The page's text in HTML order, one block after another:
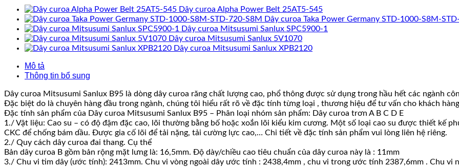
Dây curoa Alpha Power Belt 25AT5-545
Dây curoa Taka Power Germany STD-1000-S8M-
Dây curoa Mitsusumi Sanlux SPC5900-1
Dây curoa Mitsusumi Sanlux 5V1070
Dây curoa Mitsusumi Sanlux XPB2120
Mô tả
Thông tin bổ sung
Dây curoa Mitsusumi Sanlux B95 là dòng dây curoa răng chất lượng cao, phổ thông được sử dụng trong hầu hết các ngành
Đặc biệt do là chuyên hàng đầu trong ngành, chúng tôi hiểu rất rõ về đặc tính từng loại , thương hiệu để tư vấn cho khách
Đặc tính sản phẩm của Dây curoa Mitsusumi Sanlux B95 – Phân loại nhóm sản phẩm: Dây curoa trơn A B C D E
1./ Vật liệu: Cao su – có độ đậm đặc cao, lõi thường bằng bố hoặc xoắn lõi kiểu kim cương. Một số loại cao su được thiết kế
CKC để chống bám dầu. Được gia cố lõi để tải nặng, tải cường lực cao,… Chi tiết về đặc tính sản phẩm vui lòng liên hệ riêng.
2./ Quy cách dây curoa đai thang. Cụ thể
Bản dây curoa B gồm bản rộng mặt lưng là: 16,5mm. Độ dày/chiều cao tiêu chuẩn của dây curoa này là : 11mm
3./ Chu vi tim dây (ước tính): 2413mm. Chu vi vòng ngoài dây ước tính : 2438,4mm , chu vi trong ước tính 2387,6mm . Chu vi